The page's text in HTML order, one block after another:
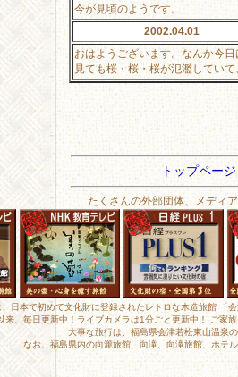
今が見頃のようです。
2002.04.01
おはようございます。なんか今
見ても桜・桜・桜が氾濫してい
トップペー
たくさんの外部団体、メディ
、日本で初めて文化財に登録されたレトロな木造旅館
来、毎日更新中！ライブカメラは1分ごと更新中！ ご家
大事な旅行は、福島県会津若松東山温泉
なお、福島県内の向瀧旅館、向滝、向滝旅館、ホテ